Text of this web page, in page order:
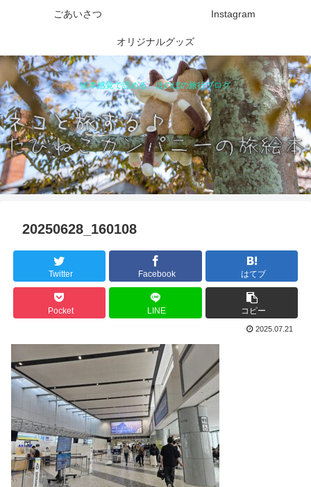
絵本感覚で読める、ほのぼの旅行ブログ
ごあいさつ Instagram
オリジナルグッズ
20250628_160108
Twitter Facebook はてブ
Pocket LINE コピー
2025.07.21